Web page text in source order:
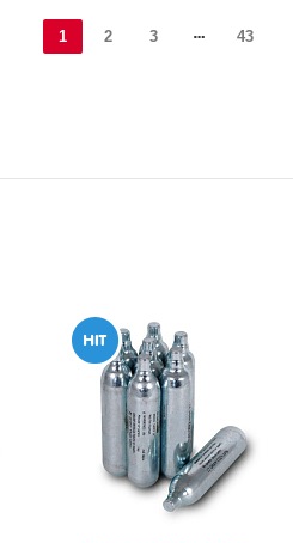
1 2 3 43